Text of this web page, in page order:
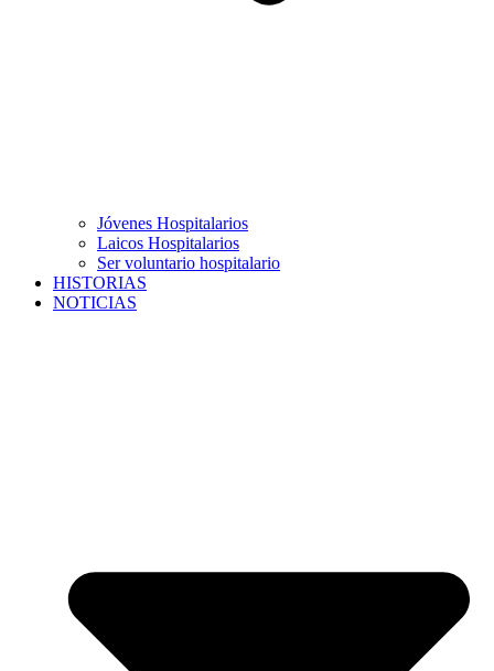
Jóvenes Hospitalarios
Laicos Hospitalarios
Ser voluntario hospitalario
HISTORIAS
NOTICIAS